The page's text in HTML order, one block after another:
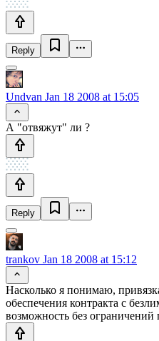
Reply
Undvan Jan 18 2008 at 15:05
А "отвяжут" ли ?
Reply
trankov Jan 18 2008 at 15:12
Насколько я понимаю,
обеспечения контракта с
возможность без ограничений